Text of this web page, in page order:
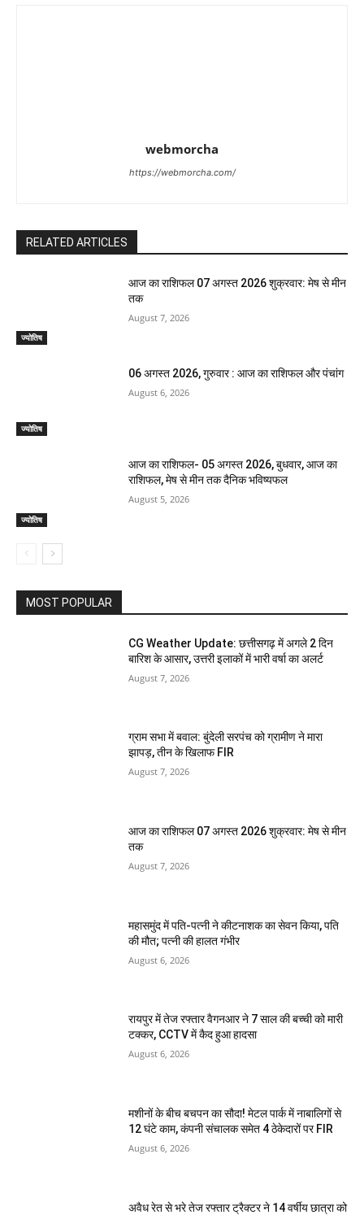
webmorcha
https://webmorcha.com/
RELATED ARTICLES
ज्योतिष
आज का राशिफल 07 अगस्त 2026 शुक्रवार: मेष से मीन
तक
August 7, 2026
ज्योतिष
06 अगस्त 2026, गुरुवार : आज का राशिफल और पंचांग
August 6, 2026
ज्योतिष
आज का राशिफल- 05 अगस्त 2026, बुधवार, आज का
राशिफल, मेष से मीन तक दैनिक भविष्यफल
August 5, 2026
MOST POPULAR
CG Weather Update: छत्तीसगढ़ में अगले 2 दिन
बारिश के आसार, उत्तरी इलाकों में भारी वर्षा का अलर्ट
August 7, 2026
ग्राम सभा में बवाल: बुंदेली सरपंच को ग्रामीण ने मारा
झापड़, तीन के खिलाफ FIR
August 7, 2026
आज का राशिफल 07 अगस्त 2026 शुक्रवार: मेष से मीन
तक
August 7, 2026
महासमुंद में पति-पत्नी ने कीटनाशक का सेवन किया, पति
की मौत; पत्नी की हालत गंभीर
August 6, 2026
रायपुर में तेज रफ्तार वैगनआर ने 7 साल की बच्ची को मारी
टक्कर, CCTV में कैद हुआ हादसा
August 6, 2026
मशीनों के बीच बचपन का सौदा! मेटल पार्क में नाबालिगों से
12 घंटे काम, कंपनी संचालक समेत 4 ठेकेदारों पर FIR
August 6, 2026
अवैध रेत से भरे तेज रफ्तार ट्रैक्टर ने 14 वर्षीय छात्रा को